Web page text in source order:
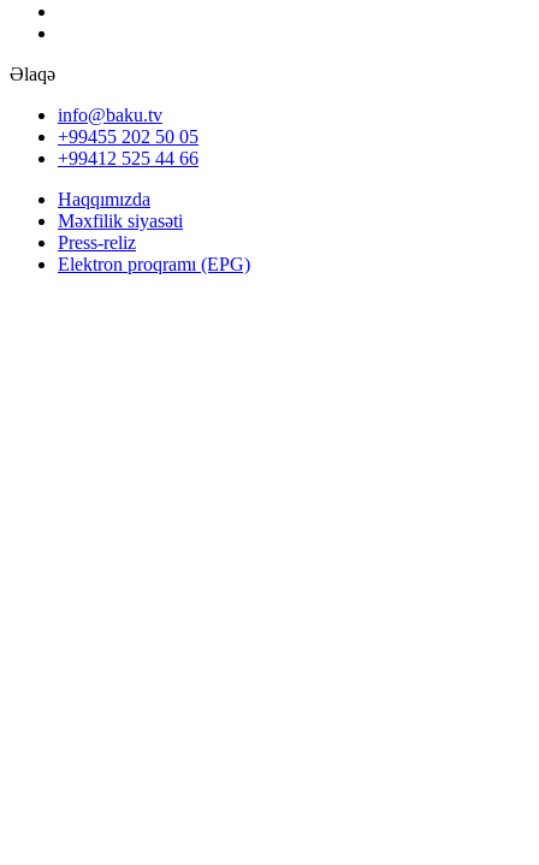
Əlaqə
info@baku.tv
+99455 202 50 05
+99412 525 44 66
Haqqımızda
Məxfilik siyasəti
Press-reliz
Elektron proqramı (EPG)